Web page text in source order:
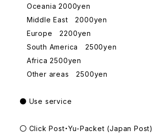
Oceania 2000yen
Middle East 2000yen
Europe 2200yen
South America 2500yen
Africa 2500yen
Other areas 2500yen
● Use service
〇 Click Post・Yu-Packet (Japan Post)